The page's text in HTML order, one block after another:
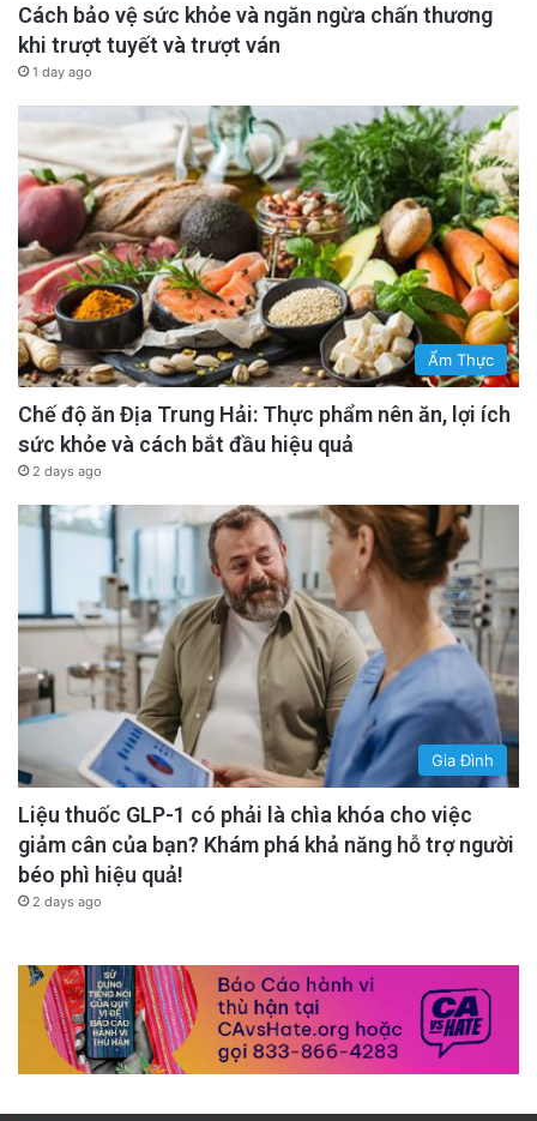
Cách bảo vệ sức khỏe và ngăn ngừa chấn thương
khi trượt tuyết và trượt ván
1 day ago
Ẩm Thực
Chế độ ăn Địa Trung Hải: Thực phẩm nên ăn, lợi ích
sức khỏe và cách bắt đầu hiệu quả
2 days ago
Gia Đình
Liệu thuốc GLP-1 có phải là chìa khóa cho việc
giảm cân của bạn? Khám phá khả năng hỗ trợ người
béo phì hiệu quả!
2 days ago